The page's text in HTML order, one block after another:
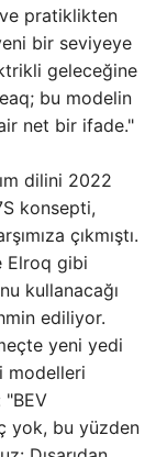
pratiklikten
bir seviyeye
geleceğine
bu modelin
net bir ifade."
dilini 2022
konsepti,
çıkmıştı.
Elroq gibi
kullanacağı
ediliyor.
yeni yedi
modelleri
"BEV
yok, bu yüzden